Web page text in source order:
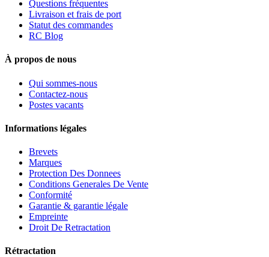
Questions fréquentes
Livraison et frais de port
Statut des commandes
RC Blog
À propos de nous
Qui sommes-nous
Contactez-nous
Postes vacants
Informations légales
Brevets
Marques
Protection Des Donnees
Conditions Generales De Vente
Conformité
Garantie & garantie légale
Empreinte
Droit De Retractation
Rétractation